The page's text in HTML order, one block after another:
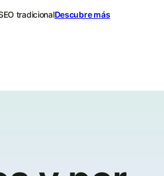
tradicionalDescubre más